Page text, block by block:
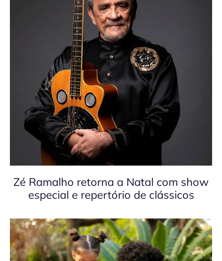
Zé Ramalho retorna a Natal com show
especial e repertório de clássicos